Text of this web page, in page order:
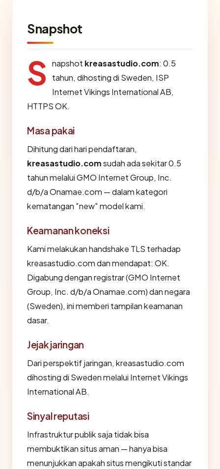
Snapshot
S napshot kreasastudio.com: 0.5
tahun, dihosting di Sweden, ISP
Internet Vikings International AB,
HTTPS OK.
Masa pakai
Dihitung dari hari pendaftaran,
kreasastudio.comsudah ada sekitar 0.5
tahun melalui GMO Internet Group, Inc.
d/b/a Onamae.com — dalam kategori
kematangan "new" model kami.
Keamanan koneksi
Kami melakukan handshake TLS terhadap
kreasastudio.com dan mendapat: OK.
Digabung dengan registrar (GMO Internet
Group, Inc. d/b/a Onamae.com) dan negara
(Sweden), ini memberi tampilan keamanan
dasar.
Jejak jaringan
Dari perspektif jaringan, kreasastudio.com
dihosting di Sweden melalui Internet Vikings
International AB.
Sinyal reputasi
Infrastruktur publik saja tidak bisa
membuktikan situs aman — hanya bisa
menunjukkan apakah situs mengikuti standar